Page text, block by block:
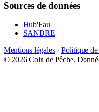
Sources de données
Hub'Eau
SANDRE
Mentions légales · Politique
© 2026 Coin de Pêche.